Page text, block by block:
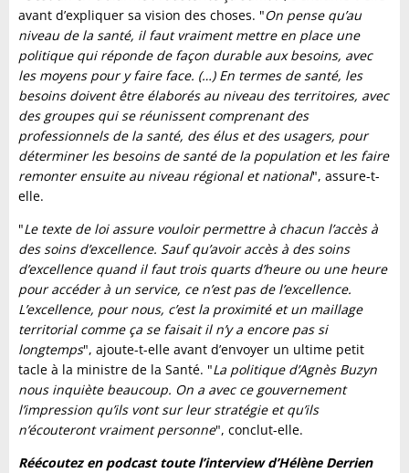
avant d’expliquer sa vision des choses. "On pense qu’au
niveau de la santé, il faut vraiment mettre en place une
politique qui réponde de façon durable aux besoins, avec
les moyens pour y faire face. (…) En termes de santé, les
besoins doivent être élaborés au niveau des territoires, avec
des groupes qui se réunissent comprenant des
professionnels de la santé, des élus et des usagers, pour
déterminer les besoins de santé de la population et les faire
remonter ensuite au niveau régional et national", assure-t-
elle.
"Le texte de loi assure vouloir permettre à chacun l’accès à
des soins d’excellence. Sauf qu’avoir accès à des soins
d’excellence quand il faut trois quarts d’heure ou une heure
pour accéder à un service, ce n’est pas de l’excellence.
L’excellence, pour nous, c’est la proximité et un maillage
territorial comme ça se faisait il n’y a encore pas si
longtemps", ajoute-t-elle avant d’envoyer un ultime petit
tacle à la ministre de la Santé. "La politique d’Agnès Buzyn
nous inquiète beaucoup. On a avec ce gouvernement
l’impression qu’ils vont sur leur stratégie et qu’ils
n’écouteront vraiment personne", conclut-elle.
Réécoutez en podcast toute l’interview d’Hélène Derrien